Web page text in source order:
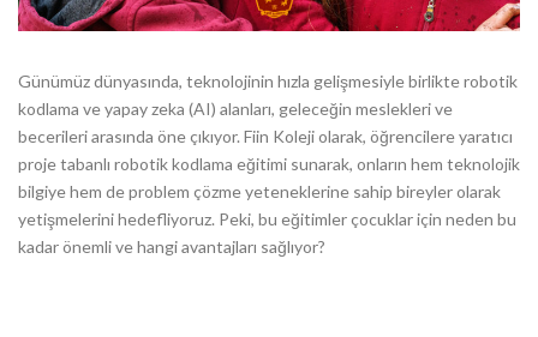
Günümüz dünyasında, teknolojinin hızla gelişmesiyle birlikte robotik
kodlama ve yapay zeka (AI) alanları, geleceğin meslekleri ve
becerileri arasında öne çıkıyor. Fiin Koleji olarak, öğrencilere yaratıcı
proje tabanlı robotik kodlama eğitimi sunarak, onların hem teknolojik
bilgiye hem de problem çözme yeteneklerine sahip bireyler olarak
yetişmelerini hedefliyoruz. Peki, bu eğitimler çocuklar için neden bu
kadar önemli ve hangi avantajları sağlıyor?